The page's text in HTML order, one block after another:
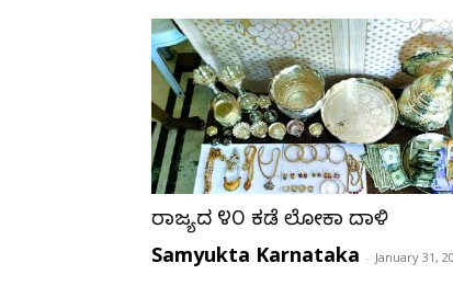
ರಾಜ್ಯದ ೪೦ ಕಡೆ ಲೋಕಾ ದಾಳಿ
Samyukta Karnataka - January 31,